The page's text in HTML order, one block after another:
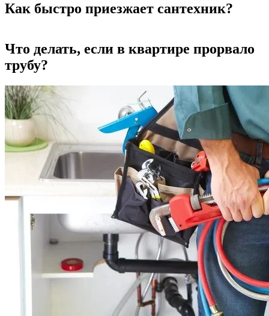
Как быстро приезжает сантехник?
Что делать, если в квартире прорвало
трубу?